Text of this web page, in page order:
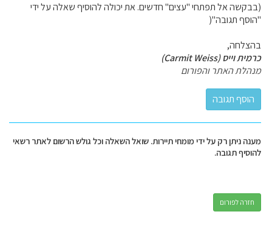
(בבקשה אל תפתחי "עצים" חדשים. את יכולה להוסיף שאלה על ידי
"הוסף תגובה"(
בהצלחה,
כרמית וייס (Carmit Weiss)
מנהלת האתר והפורום
מענה ניתן רק על ידי מומחי תיירות. שואל השאלה וכל גולש הרשום לאתר רשאי
להוסיף תגובה.
חזרה לפורום